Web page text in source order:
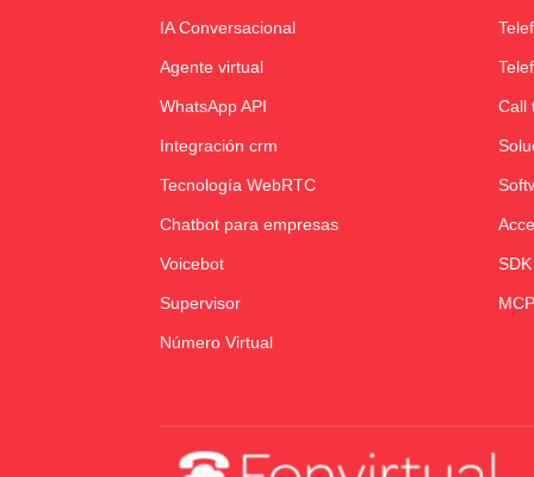
IA Conversacional
Agente virtual
WhatsApp API
Integración crm
Tecnología WebRTC
Chatbot para empresas
Voicebot
Supervisor
Número Virtual
Call
SDK